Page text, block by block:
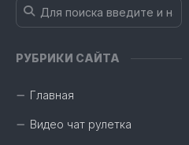
РУБРИКИ САЙТА
Главная
Видео чат рулетка